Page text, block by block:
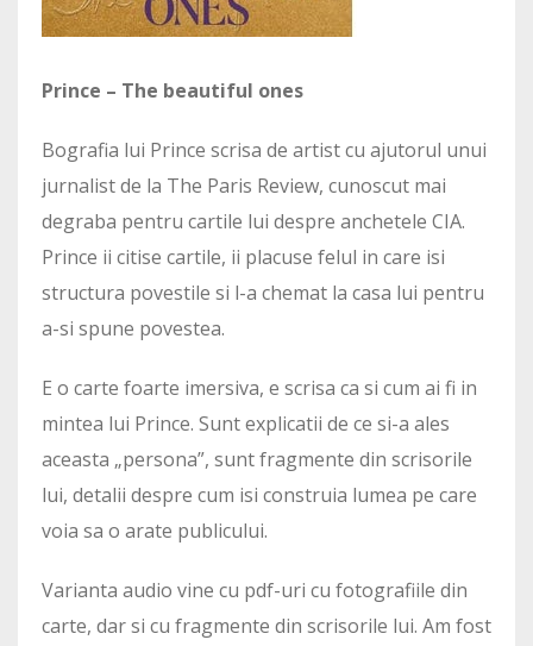
Prince – The beautiful ones
Bografia lui Prince scrisa de artist cu ajutorul unui
jurnalist de la The Paris Review, cunoscut mai
degraba pentru cartile lui despre anchetele CIA.
Prince ii citise cartile, ii placuse felul in care isi
structura povestile si l-a chemat la casa lui pentru
a-si spune povestea.
E o carte foarte imersiva, e scrisa ca si cum ai fi in
mintea lui Prince. Sunt explicatii de ce si-a ales
aceasta „persona”, sunt fragmente din scrisorile
lui, detalii despre cum isi construia lumea pe care
voia sa o arate publicului.
Varianta audio vine cu pdf-uri cu fotografiile din
carte, dar si cu fragmente din scrisorile lui. Am fost